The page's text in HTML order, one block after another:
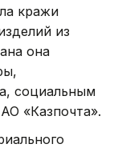
кражи
из
она
социальным
«Казпочта».